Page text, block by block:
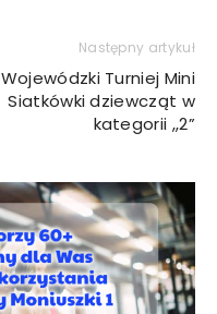
Następny artykuł
Wojewódzki Turniej Mini
Siatkówki dziewcząt w
kategorii ,,2”